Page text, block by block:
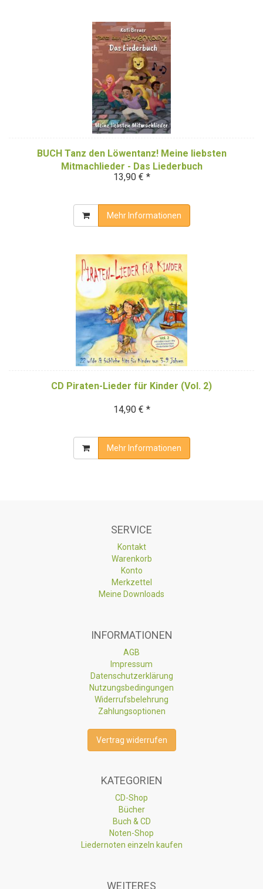
BUCH Tanz den Löwentanz! Meine liebsten
Mitmachlieder - Das Liederbuch
13,90 € *
Mehr Informationen
CD Piraten-Lieder für Kinder (Vol. 2)
14,90 € *
Mehr Informationen
SERVICE
Kontakt
Warenkorb
Konto
Merkzettel
Meine Downloads
INFORMATIONEN
AGB
Impressum
Datenschutzerklärung
Nutzungsbedingungen
Widerrufsbelehrung
Zahlungsoptionen
Vertrag widerrufen
KATEGORIEN
CD-Shop
Bücher
Buch & CD
Noten-Shop
Liedernoten einzeln kaufen
WEITERES